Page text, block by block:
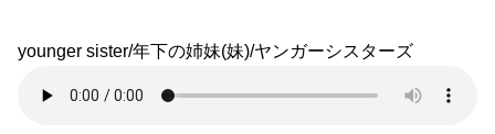
younger sister/年下の姉妹(妹)/ヤンガーシスターズ